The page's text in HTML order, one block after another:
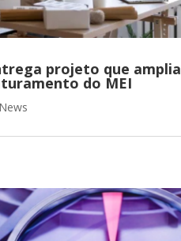
projeto que amplia
do MEI